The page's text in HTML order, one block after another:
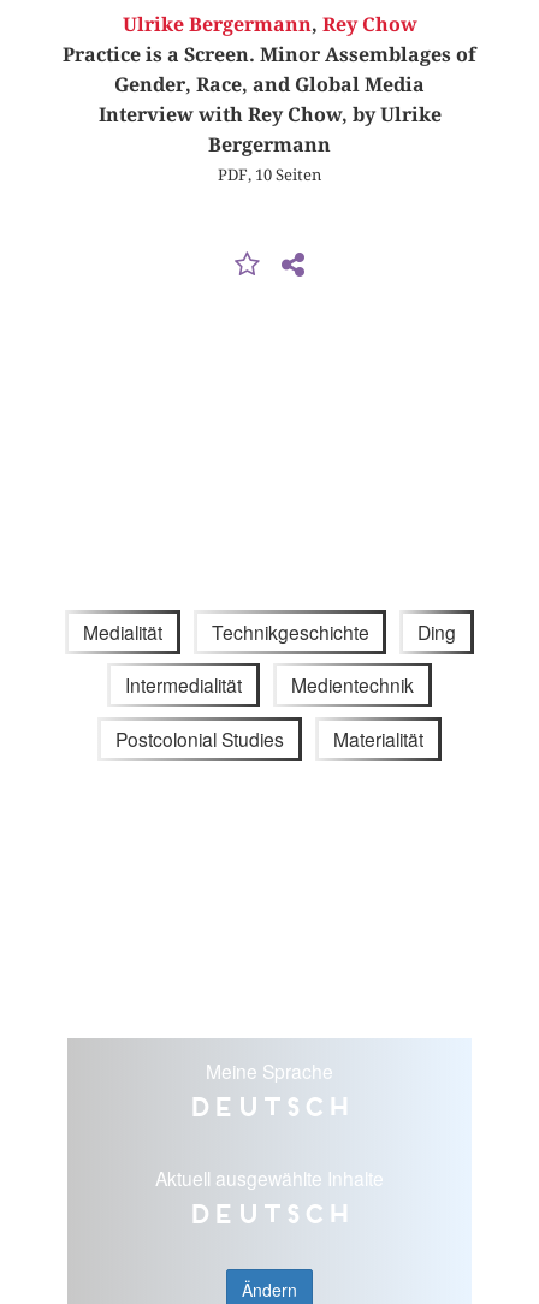
Ulrike Bergermann, Rey Chow
Practice is a Screen. Minor Assemblages of
Gender, Race, and Global Media
Interview with Rey Chow, by Ulrike
Bergermann
PDF, 10 Seiten
Medialität Technikgeschichte Ding
Intermedialität Medientechnik
Postcolonial Studies Materialität
Meine Sprache
Deutsch
Aktuell ausgewählte Inhalte
Deutsch
Ändern